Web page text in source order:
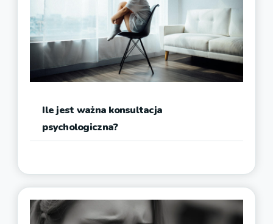
Ile jest ważna konsultacja
psychologiczna?